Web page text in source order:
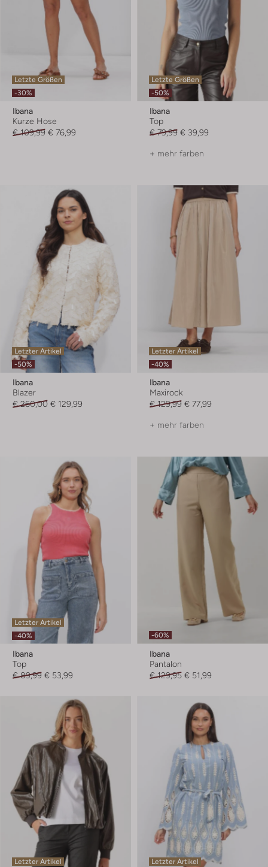
Letzte Größen
-30%
Ibana
Kurze Hose
€ 109,99 € 76,99
Letzte Größen
-50%
Ibana
Top
€ 79,99 € 39,99
+ mehr farben
Letzter Artikel
-50%
Ibana
Blazer
€ 260,00 € 129,99
Letzter Artikel
-40%
Ibana
Maxirock
€ 129,99 € 77,99
+ mehr farben
Letzter Artikel
-40%
Ibana
Top
€ 89,99 € 53,99
-60%
Ibana
Pantalon
€ 129,95 € 51,99
Letzter Artikel
Letzter Artikel